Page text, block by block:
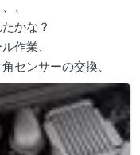
、
かな？
作業、
センサーの交換、